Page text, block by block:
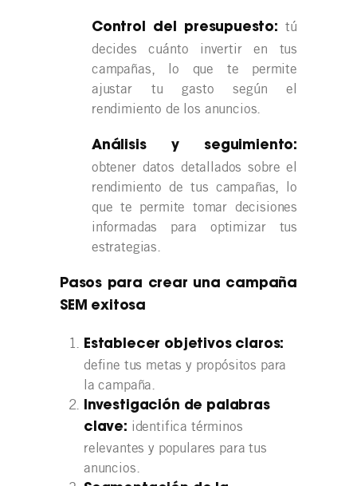
Control del presupuesto: tú
decides cuánto invertir en tus
campañas, lo que te permite
ajustar tu gasto según el
rendimiento de los anuncios.
Análisis y seguimiento:
obtener datos detallados sobre el
rendimiento de tus campañas, lo
que te permite tomar decisiones
informadas para optimizar tus
estrategias.
Pasos para crear una campaña
SEM exitosa
Establecer objetivos claros:
define tus metas y propósitos para
la campaña.
Investigación de palabras
clave: identifica términos
relevantes y populares para tus
anuncios.